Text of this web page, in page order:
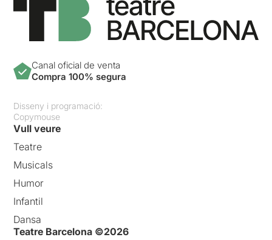
Canal oficial de venta
Compra 100% segura
Disseny i programació:
Copymouse
Vull veure
Teatre
Musicals
Humor
Infantil
Dansa
Teatre Barcelona ©2026